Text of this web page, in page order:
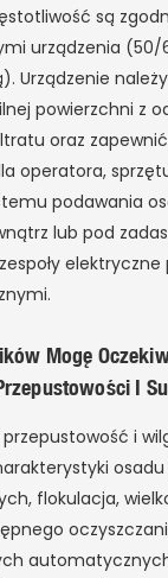
są
urządzenia (50/
Urządzenie
powierzchni z
oraz
operatora,
podawania
lub pod
Mogę
I
przepustowość i
flokulacja,